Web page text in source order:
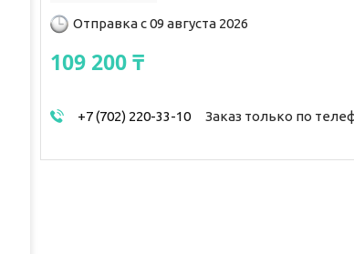
Отправка с 09 августа 2026
109 200 ₸
+7 (702) 220-33-10 Заказ только по